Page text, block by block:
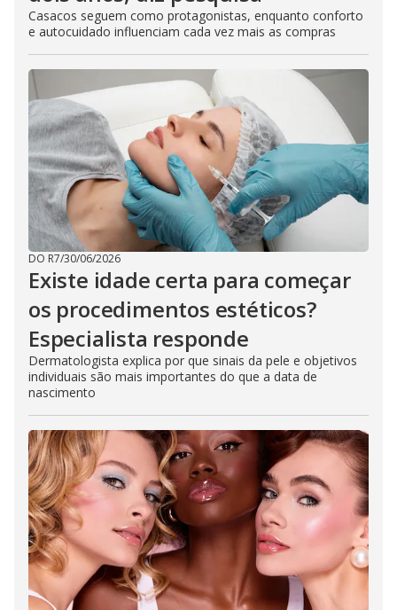
Casacos seguem como protagonistas, enquanto conforto
e autocuidado influenciam cada vez mais as compras
DO R7/30/06/2026
Existe idade certa para começar
os procedimentos estéticos?
Especialista responde
Dermatologista explica por que sinais da pele e objetivos
individuais são mais importantes do que a data de
nascimento